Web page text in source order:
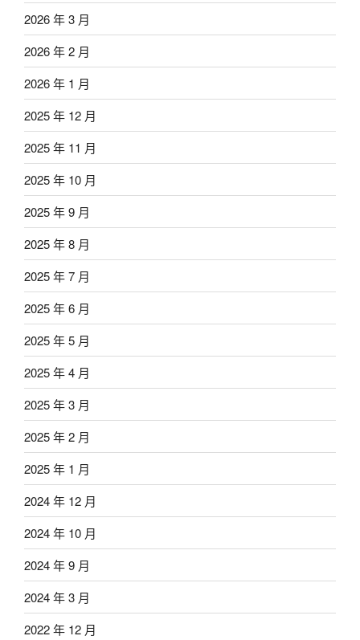
2026 年 3 月
2026 年 2 月
2026 年 1 月
2025 年 12 月
2025 年 11 月
2025 年 10 月
2025 年 9 月
2025 年 8 月
2025 年 7 月
2025 年 6 月
2025 年 5 月
2025 年 4 月
2025 年 3 月
2025 年 2 月
2025 年 1 月
2024 年 12 月
2024 年 10 月
2024 年 9 月
2024 年 3 月
2022 年 12 月